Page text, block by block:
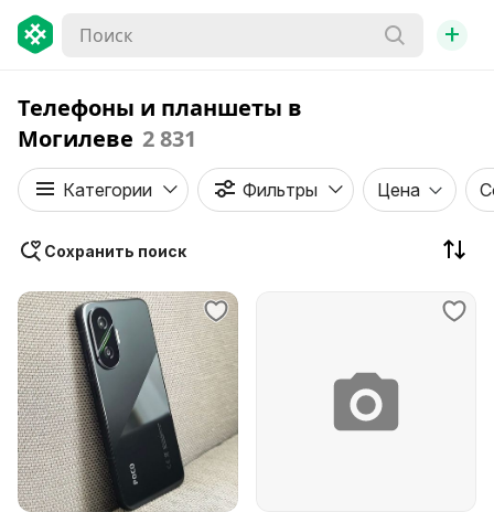
+
Телефоны и планшеты в
Могилеве 2 831
Категории Фильтры Цена
Сохранить поиск